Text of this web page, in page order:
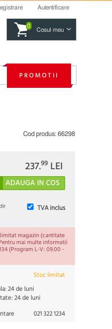
Autentificare
0
Cosul meu
PROMOTII
Cod produs: 66298
237.99 LEI
TVA inclus
magazin (cantitate
mai multe informatii
(Program L-V: 09.00 -
Stoc limitat
24 de luni
24 de luni
021 322 1234